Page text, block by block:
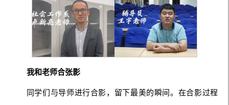
我和老师合张影
同学们与导师进行合影，留下最美的瞬间。在合影过程